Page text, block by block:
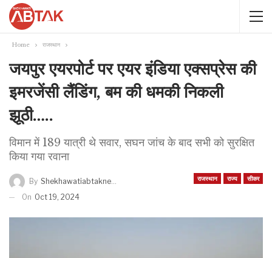
Home राजस्थान
जयपुर एयरपोर्ट पर एयर इंडिया एक्सप्रेस की
इमरजेंसी लैंडिंग, बम की धमकी निकली
झूठी…..
विमान में 189 यात्री थे सवार, सघन जांच के बाद सभी को सुरक्षित
किया गया रवाना
राजस्थान राज्य सीकर
By Shekhawatiabtaknews
On Oct 19, 2024